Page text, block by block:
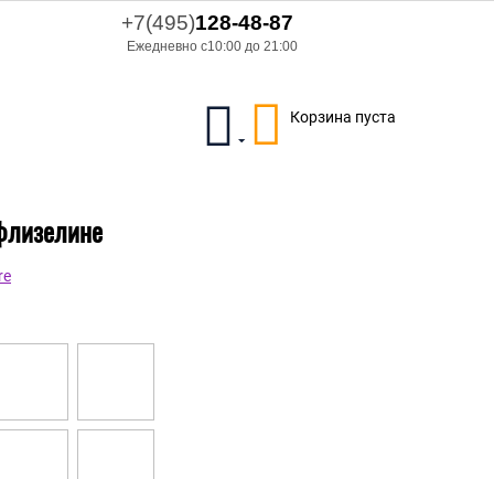
+7(495)128-48-87
Ежедневно с10:00 до 21:00
Корзина пуста